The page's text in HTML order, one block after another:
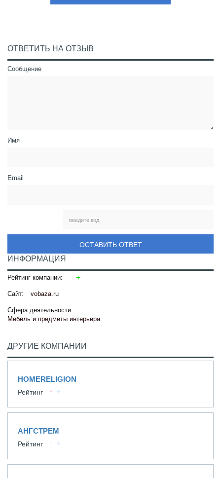
ОТВЕТИТЬ НА ОТЗЫВ
Сообщение
Имя
Email
ОСТАВИТЬ ОТВЕТ
ИНФОРМАЦИЯ
Рейтинг компании:
Сайт: vobaza.ru
Сфера деятельности:
Мебель и предметы интерьера.
ДРУГИЕ КОМПАНИИ
HOMERELIGION
Рейтинг
АНГСТРЕМ
Рейтинг